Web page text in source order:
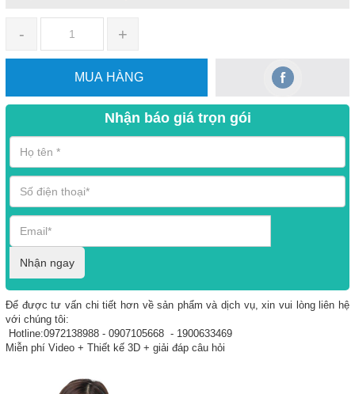
- +
MUA HÀNG
Nhận báo giá trọn gói
Nhận ngay
Để được tư vấn chi tiết hơn về sản phẩm và dịch vụ, xin vui lòng liên hệ
với chúng tôi:
Hotline:0972138988 - 0907105668 - 1900633469
Miễn phí Video + Thiết kế 3D + giải đáp câu hỏi